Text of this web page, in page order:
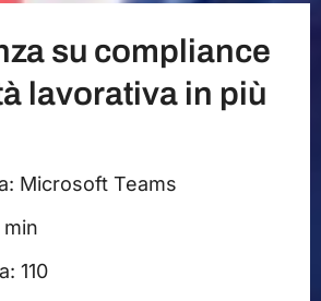
su compliance
lavorativa in più
Microsoft Teams
110